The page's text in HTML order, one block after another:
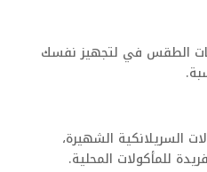
الطقس في لتجهيز نفسك
السريلانكية الشهيرة،
للمأكولات المحلية.